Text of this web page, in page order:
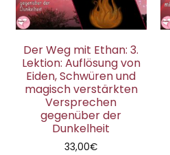
Der Weg mit Ethan: 3.
Lektion: Auflösung von
Eiden, Schwüren und
magisch verstärkten
Versprechen
gegenüber der
Dunkelheit
33,00€